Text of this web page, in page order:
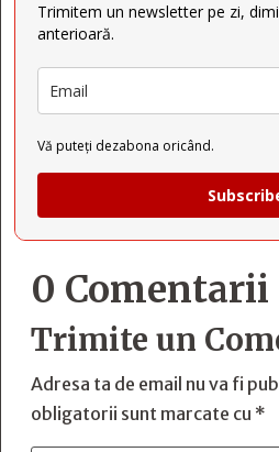
Trimitem un newsletter pe zi,
anterioară.
Vă puteți dezabona oricând.
0 Comentarii
Trimite un
Adresa ta de email nu va fi
obligatorii sunt marcate cu *